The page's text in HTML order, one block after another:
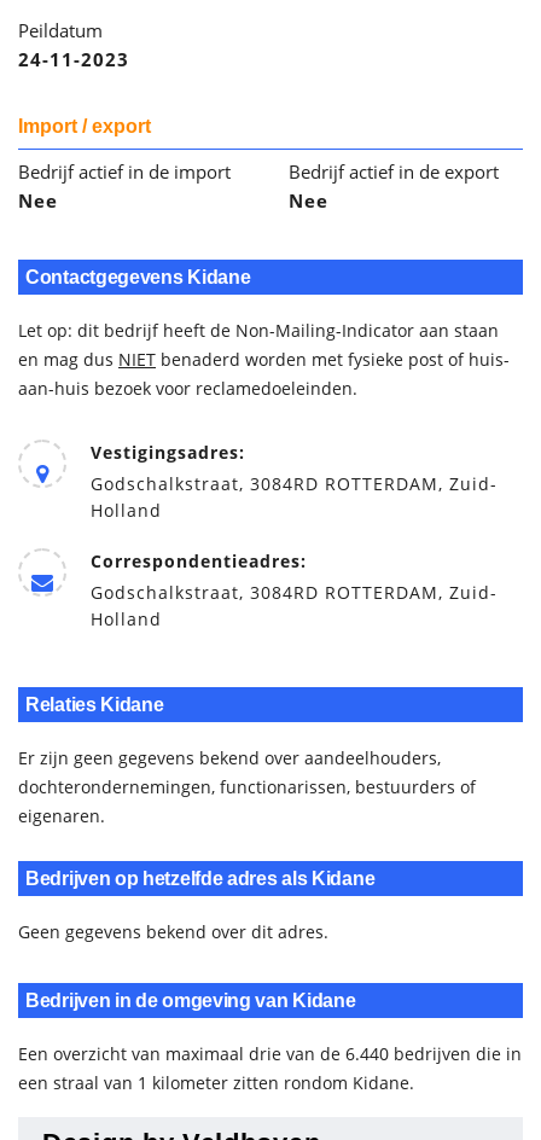
Peildatum
24-11-2023
Import / export
Bedrijf actief in de import
Nee
Bedrijf actief in de export
Nee
Contactgegevens Kidane
Let op: dit bedrijf heeft de Non-Mailing-Indicator aan staan
en mag dus NIET benaderd worden met fysieke post of huis-
aan-huis bezoek voor reclamedoeleinden.
Vestigingsadres:
Godschalkstraat, 3084RD ROTTERDAM, Zuid-
Holland
Correspondentieadres:
Godschalkstraat, 3084RD ROTTERDAM, Zuid-
Holland
Relaties Kidane
Er zijn geen gegevens bekend over aandeelhouders,
dochterondernemingen, functionarissen, bestuurders of
eigenaren.
Bedrijven op hetzelfde adres als Kidane
Geen gegevens bekend over dit adres.
Bedrijven in de omgeving van Kidane
Een overzicht van maximaal drie van de 6.440 bedrijven die in
een straal van 1 kilometer zitten rondom Kidane.